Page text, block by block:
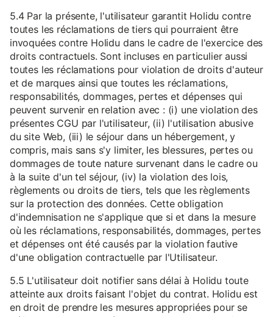
5.4 Par la présente, l'utilisateur garantit Holidu contre
toutes les réclamations de tiers qui pourraient être
invoquées contre Holidu dans le cadre de l'exercice des
droits contractuels. Sont incluses en particulier aussi
toutes les réclamations pour violation de droits d'auteur
et de marques ainsi que toutes les réclamations,
responsabilités, dommages, pertes et dépenses qui
peuvent survenir en relation avec : (i) une violation des
présentes CGU par l'utilisateur, (ii) l'utilisation abusive
du site Web, (iii) le séjour dans un hébergement, y
compris, mais sans s'y limiter, les blessures, pertes ou
dommages de toute nature survenant dans le cadre ou
à la suite d'un tel séjour, (iv) la violation des lois,
règlements ou droits de tiers, tels que les règlements
sur la protection des données. Cette obligation
d'indemnisation ne s'applique que si et dans la mesure
où les réclamations, responsabilités, dommages, pertes
et dépenses ont été causés par la violation fautive
d'une obligation contractuelle par l'Utilisateur.
5.5 L'utilisateur doit notifier sans délai à Holidu toute
atteinte aux droits faisant l'objet du contrat. Holidu est
en droit de prendre les mesures appropriées pour se